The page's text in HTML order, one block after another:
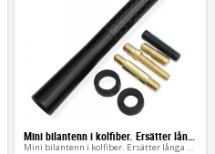
Mini bilantenn i kolfiber. Ersätter långa antennen